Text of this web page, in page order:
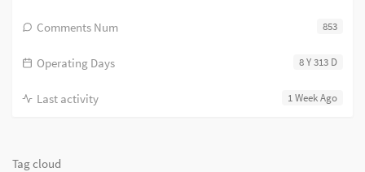
853
Comments Num
8 Y 313 D
Operating Days
1 Week Ago
Last activity
Tag cloud